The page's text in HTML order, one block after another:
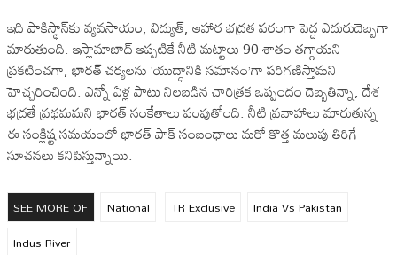
ఇది పాకిస్థాన్‌కు వ్యవసాయం, విద్యుత్, ఆహార భద్రత పరంగా పెద్ద ఎదురుదెబ్బగా
మారుతుంది. ఇస్లామాబాద్ ఇప్పటికే నీటి మట్టాలు 90 శాతం తగ్గాయని
ప్రకటించగా, భారత్ చర్యలను ‘యుద్ధానికి సమానం’గా పరిగణిస్తామని
హెచ్చరించింది. ఎన్నో ఏళ్ల పాటు నిలబడిన చారిత్రక ఒప్పందం దెబ్బతిన్నా, దేశ
భద్రతే ప్రథమమని భారత్ సంకేతాలు పంపుతోంది. నీటి ప్రవాహాలు మారుతున్న
ఈ సంక్లిష్ట సమయంలో భారత్ పాక్ సంబంధాలు మరో కొత్త మలుపు తిరిగే
సూచనలు కనిపిస్తున్నాయి.
SEE MORE OF National TR Exclusive
India Vs Pakistan
Indus River